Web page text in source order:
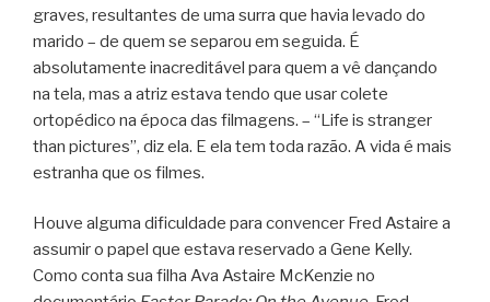
graves, resultantes de uma surra que havia levado do
marido – de quem se separou em seguida. É
absolutamente inacreditável para quem a vê dançando
na tela, mas a atriz estava tendo que usar colete
ortopédico na época das filmagens. – “Life is stranger
than pictures”, diz ela. E ela tem toda razão. A vida é mais
estranha que os filmes.
Houve alguma dificuldade para convencer Fred Astaire a
assumir o papel que estava reservado a Gene Kelly.
Como conta sua filha Ava Astaire McKenzie no